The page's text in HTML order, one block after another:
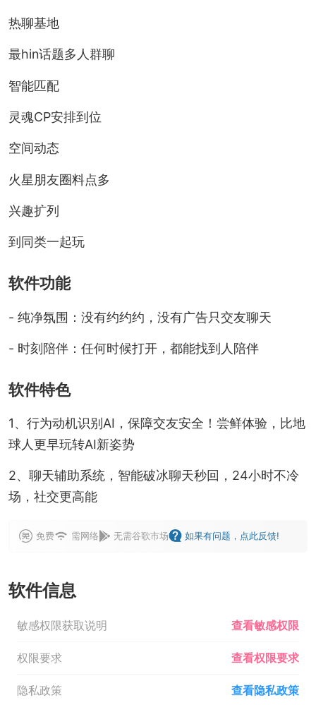
热聊基地
最hin话题多人群聊
智能匹配
灵魂CP安排到位
空间动态
火星朋友圈料点多
兴趣扩列
到同类一起玩
软件功能
- 纯净氛围：没有约约约，没有广告只交友聊天
- 时刻陪伴：任何时候打开，都能找到人陪伴
软件特色
1、行为动机识别AI，保障交友安全！尝鲜体验，比地
球人更早玩转AI新姿势
2、聊天辅助系统，智能破冰聊天秒回，24小时不冷
场，社交更高能
免费 需网络 无需谷歌市场 如果有问题，点此反馈!
软件信息
敏感权限获取说明 查看敏感权限
权限要求 查看权限要求
隐私政策 查看隐私政策